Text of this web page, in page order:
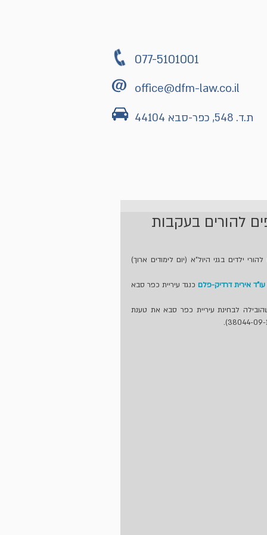
077-5101001
office@dfm-law.co.il
ת.ד. 548, כפר-סבא 44104
להורים בעקבות
עו"ד אירית דרדיק-פלם